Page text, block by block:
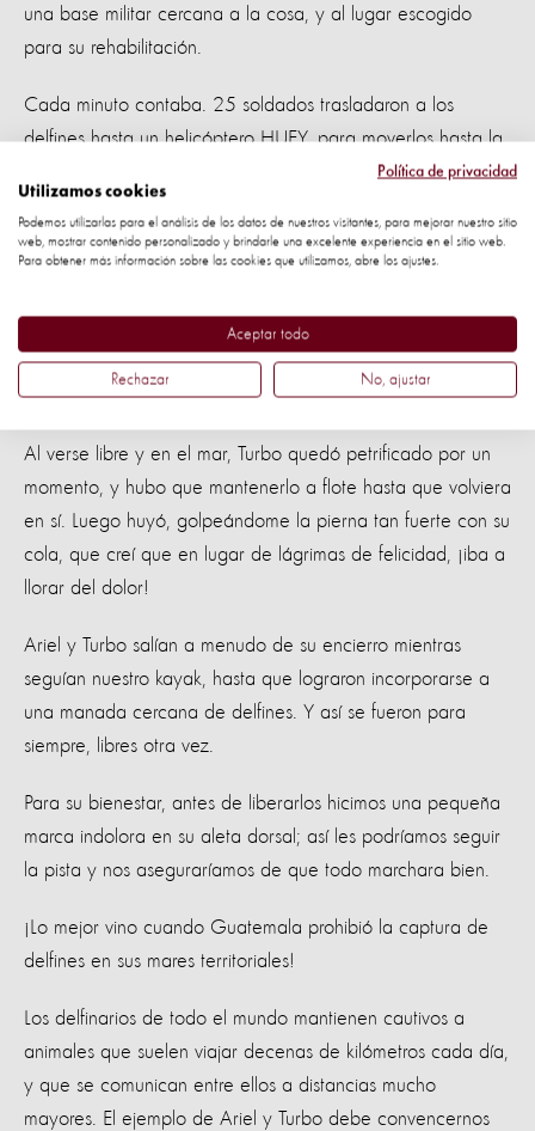
una base militar cercana a la cosa, y al lugar escogido
para su rehabilitación.
Cada minuto contaba. 25 soldados trasladaron a los
delfines hasta un helicóptero HUEY, para moverlos hasta la
zona en donde se aclimatarían al consumo de pescado
El aterrizaje fue de muchísimo cuidado por el tremendo
carga, el capitán posó la aeronave con sumo cuidado, y se
necesitaron muchos voluntarios para mover a mano las
pesadísimas cajas.
Al verse libre y en el mar, Turbo quedó petrificado por un
momento, y hubo que mantenerlo a flote hasta que volviera
en sí. Luego huyó, golpeándome la pierna tan fuerte con su
cola, que creí que en lugar de lágrimas de felicidad, ¡iba a
llorar del dolor!
Ariel y Turbo salían a menudo de su encierro mientras
seguían nuestro kayak, hasta que lograron incorporarse a
una manada cercana de delfines. Y así se fueron para
siempre, libres otra vez.
Para su bienestar, antes de liberarlos hicimos una pequeña
marca indolora en su aleta dorsal; así les podríamos seguir
la pista y nos aseguraríamos de que todo marchara bien.
¡Lo mejor vino cuando Guatemala prohibió la captura de
delfines en sus mares territoriales!
Los delfinarios de todo el mundo mantienen cautivos a
animales que suelen viajar decenas de kilómetros cada día,
y que se comunican entre ellos a distancias mucho
mayores. El ejemplo de Ariel y Turbo debe convencernos
Política de privacidad
Utilizamos cookies
Podemos utilizarlas para el análisis de los datos de nuestros visitantes, para mejorar nuestro sitio
web, mostrar contenido personalizado y brindarle una excelente experiencia en el sitio web.
Para obtener más información sobre las cookies que utilizamos, abre los ajustes.
Aceptar todo
Rechazar No, ajustar